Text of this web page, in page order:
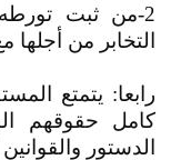
2-من ثبت
التخابر من أجلها
رابعا: يتمتع
كامل حقوقهم
الدستور